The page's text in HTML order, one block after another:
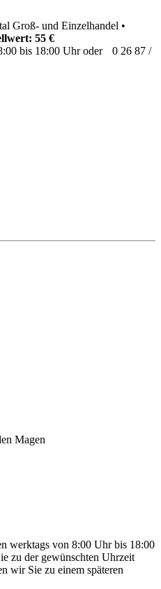
Groß- und Einzelhandel •
55 €
bis 18:00 Uhr oder
0 26 87 /
werktags von 8:00 Uhr bis 18:00
zu der gewünschten Uhrzeit
wir Sie zu einem späteren